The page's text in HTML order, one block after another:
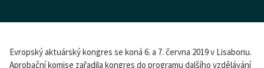
Evropský aktuárský kongres se koná 6. a 7. června 2019 v Lisabonu.
Aprobační komise zařadila kongres do programu dalšího vzdělávání